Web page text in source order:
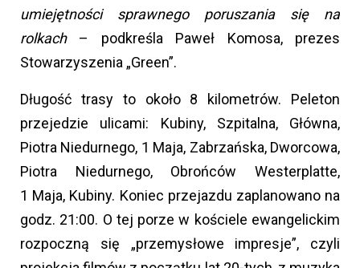
umiejętności sprawnego poruszania się na
rolkach – podkreśla Paweł Komosa, prezes
Stowarzyszenia „Green”.
Długość trasy to około 8 kilometrów. Peleton
przejedzie ulicami: Kubiny, Szpitalna, Główna,
Piotra Niedurnego, 1 Maja, Zabrzańska, Dworcowa,
Piotra Niedurnego, Obrońców Westerplatte,
1 Maja, Kubiny. Koniec przejazdu zaplanowano na
godz. 21:00. O tej porze w kościele ewangelickim
rozpoczną się „przemysłowe impresje”, czyli